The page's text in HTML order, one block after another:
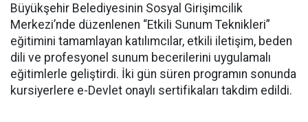
Büyükşehir Belediyesinin Sosyal Girişimcilik
Merkezi’nde düzenlenen “Etkili Sunum Teknikleri”
eğitimini tamamlayan katılımcılar, etkili iletişim, beden
dili ve profesyonel sunum becerilerini uygulamalı
eğitimlerle geliştirdi. İki gün süren programın sonunda
kursiyerlere e-Devlet onaylı sertifikaları takdim edildi.